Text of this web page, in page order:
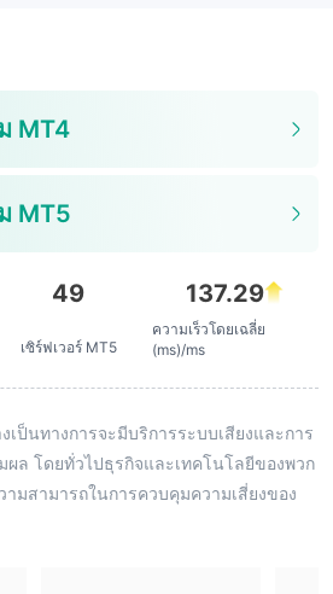
MT4
MT5
49
เซิร์ฟเวอร์ MT5
137.29
ความเร็วโดยเฉลี่ย
(ms)/ms
เป็นทางการจะมีบริการระบบเสียงและการ
ล โดยทั่วไปธุรกิจและเทคโนโลยีของพวก
มสามารถในการควบคุมความเสี่ยงของ